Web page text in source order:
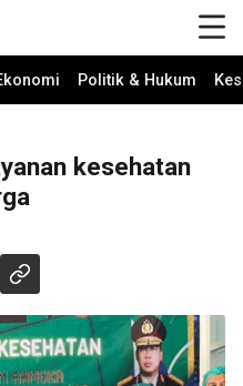
Politik & Hukum
kesehatan